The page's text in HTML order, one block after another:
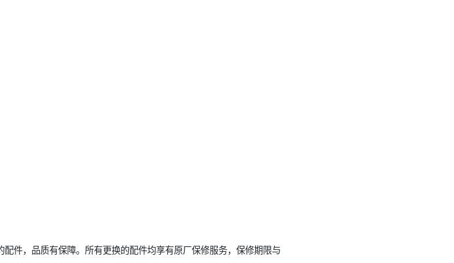
件，品质有保障。所有更换的配件均享有原厂保修服务，保修期限与